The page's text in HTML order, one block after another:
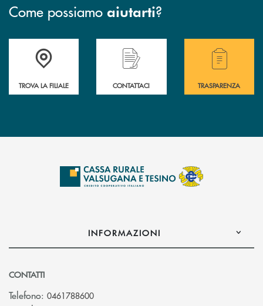
Come possiamo aiutarti?
Accedi all' elenco completo delle filiali .
TROVA LA FILIALE
Hai bisogno di assistenza immediata?
CONTATTACI
Hai bisogno di
TRASPARENZA
INFORMAZIONI
CONTATTI
Telefono: 0461788600